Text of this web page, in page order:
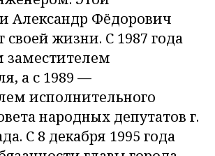
Александр Фёдорович
своей жизни. С 1987 года
а с 1989 —
исполнительного
народных депутатов г.
С 8 декабря 1995 года